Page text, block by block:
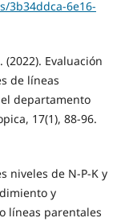
3b34ddca-6e16-
(2022). Evaluación
de líneas
departamento
17(1), 88-96.
niveles de N-P-K y
y
líneas parentales